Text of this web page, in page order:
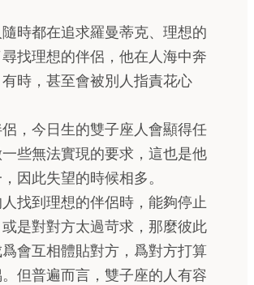
時都在追求羅曼蒂克、理想的
找理想的伴侶，他在人海中奔
時，甚至會被別人指責花心
，今日生的雙子座人會顯得任
些無法實現的要求，這也是他
因此失望的時候相多。
找到理想的伴侶時，能夠停止
是對對方太過苛求，那麼彼此
會互相體貼對方，爲對方打算
但普遍而言，雙子座的人有容